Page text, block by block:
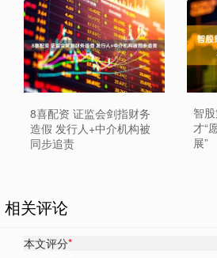
8喜配资 证监会剑指财务
造假 发行人+中介机构被
同步追责
智
才“
展”
相关评论
本文评分*